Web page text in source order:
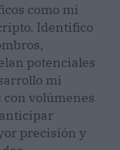
como mi
Identifico
potenciales
mi
volúmenes
precisión y